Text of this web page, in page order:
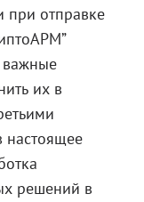
при отправке
важные
их в
настоящее
решений в